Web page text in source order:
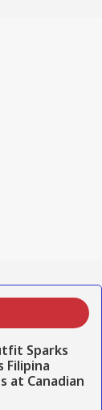
Sparks
Filipina
at Canadian